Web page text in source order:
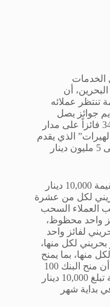
الخدمات
أن
تنتظر عملائه
جوائز يصل
إجماليها إلى 540 ألف دينار بحريني لأجل 346 فائزاً على مدار
الذي يقدم
البنك من خلاله جوائز مالية ضخمة تصل إلى 5 مليون دينار
وتشمل جوائز سبتمبر سحوبات أسبوعية بقيمة 10,000 دينار
واحد و1,000 دينار بحريني لكل من عشرة
العملاء السحب
ألف دينار لفائز واحد محظوظ،
100 ألف دينار بحريني لفائز واحد
دينار بحريني لكل منها،
دينار بحريني لكل منها، بما يمنح
العملاء فرصاً وفيرة للفوز. والجدير بالذكر أن منح البنك 100
فائز تحت سن 21 عامًا جوائز بقيمة إجمالية تبلغ 10,000 دينار
بداية شهر